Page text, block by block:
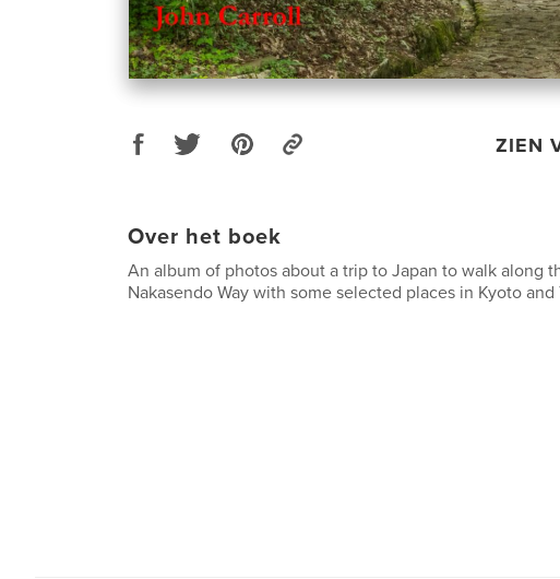
ZIEN
Over het boek
An album of photos about a trip to Japan to walk along
Nakasendo Way with some selected places in Kyoto and